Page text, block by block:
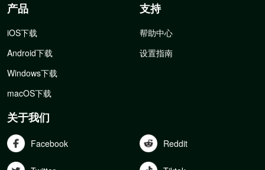
产品
iOS下载
Android下载
Windows下载
macOS下载
支持
帮助中心
设置指南
关于我们
Facebook Reddit